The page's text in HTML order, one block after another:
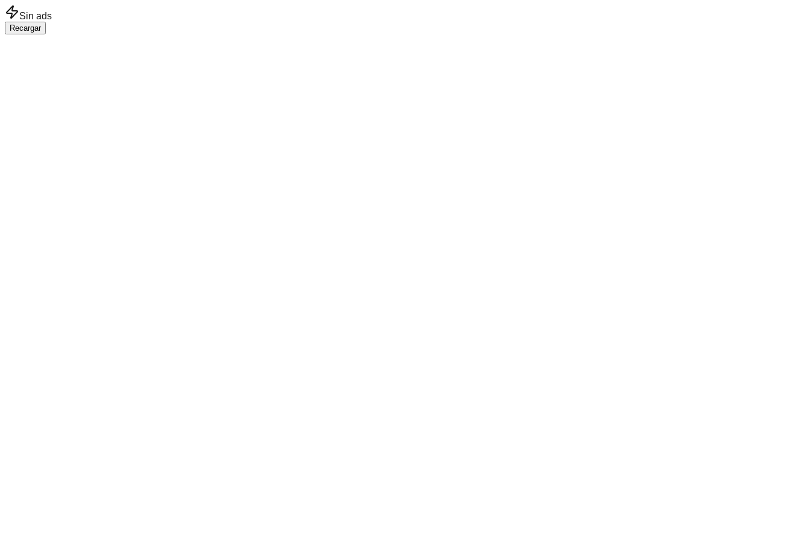
Saltar al contenido principal
Sin ads
Recargar